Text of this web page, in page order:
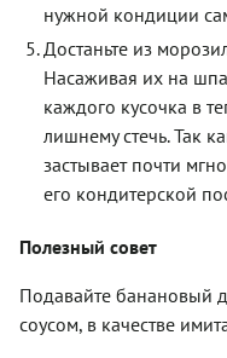
нужной кондиции
Достаньте из
Насаживая их на
каждого кусочка в
лишнему стечь. Так
застывает почти
его кондитерской
Полезный совет
Подавайте банановый
соусом, в качестве